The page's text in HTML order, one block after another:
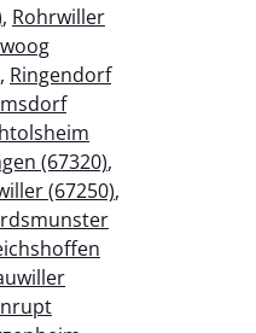
, Rohrwiller
, Ringendorf
(67320),
(67250),